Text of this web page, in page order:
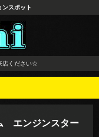
ヤ ホ
カーオ
ト
ンスポット
店ください☆
エンジンスター